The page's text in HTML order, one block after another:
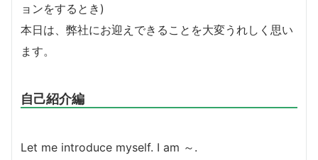
ョンをするとき)
本日は、弊社にお迎えできることを大変うれしく思い
ます。
自己紹介編
Let me introduce myself. I am ～.